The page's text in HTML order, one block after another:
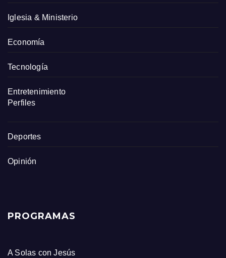
Iglesia & Ministerio
Economía
Tecnología
Entretenimiento
Perfiles
Deportes
Opinión
PROGRAMAS
A Solas con Jesús